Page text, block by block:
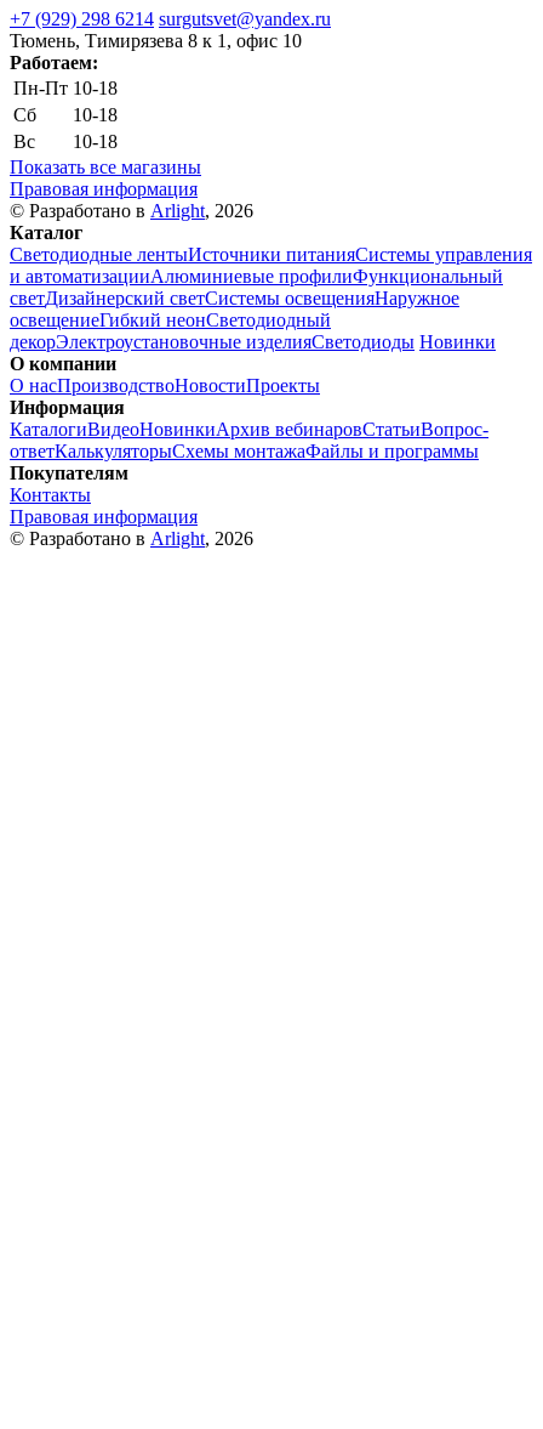
+7 (929) 298 6214 surgutsvet@yandex.ru
Тюмень, Тимирязева 8 к 1, офис 10
Работаем:
Пн-Пт 10-18
Сб
10-18
Вс
10-18
Показать все магазины
Правовая информация
© Разработано в Arlight, 2026
Каталог
Светодиодные лентыИсточники питанияСистемы управления
и автоматизацииАлюминиевые профилиФункциональный
светДизайнерский светСистемы освещенияНаружное
освещениеГибкий неонСветодиодный
декорЭлектроустановочные изделияСветодиоды Новинки
О компании
О насПроизводствоНовостиПроекты
Информация
КаталогиВидеоНовинкиАрхив вебинаровСтатьиВопрос-
ответКалькуляторыСхемы монтажаФайлы и программы
Покупателям
Контакты
Правовая информация
© Разработано в Arlight, 2026